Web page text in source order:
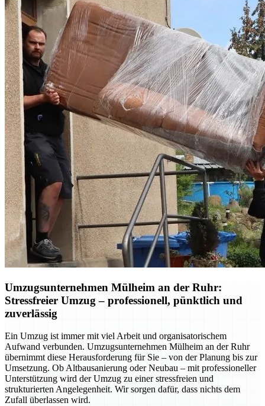
Umzugsunternehmen Mülheim an der Ruhr:
Stressfreier Umzug – professionell, pünktlich und
zuverlässig
Ein Umzug ist immer mit viel Arbeit und organisatorischem
Aufwand verbunden. Umzugsunternehmen Mülheim an der Ruhr
übernimmt diese Herausforderung für Sie – von der Planung bis zur
Umsetzung. Ob Altbausanierung oder Neubau – mit professioneller
Unterstützung wird der Umzug zu einer stressfreien und
strukturierten Angelegenheit. Wir sorgen dafür, dass nichts dem
Zufall überlassen wird.